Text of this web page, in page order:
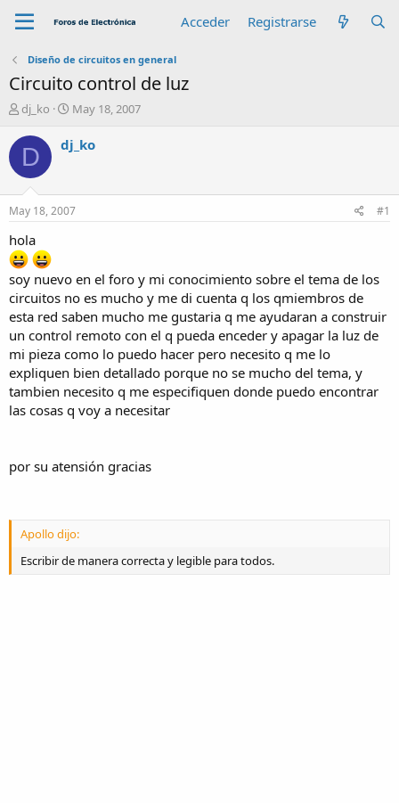
Acceder Registrarse
Diseño de circuitos en general
Circuito control de luz
A
t
r
dj_ko
F
c
h
e
i
i
o
May 18, 2007
D dj_ko
May 18, 2007 #1
hola
soy nuevo en el foro y mi conocimiento sobre el tema de los
circuitos no es mucho y me di cuenta q los qmiembros de
esta red saben mucho me gustaria q me ayudaran a construir
un control remoto con el q pueda enceder y apagar la luz de
mi pieza como lo puedo hacer pero necesito q me lo
expliquen bien detallado porque no se mucho del tema, y
tambien necesito q me especifiquen donde puedo encontrar
las cosas q voy a necesitar
por su atensión gracias
Apollo dijo:
Escribir de manera correcta y legible para todos.